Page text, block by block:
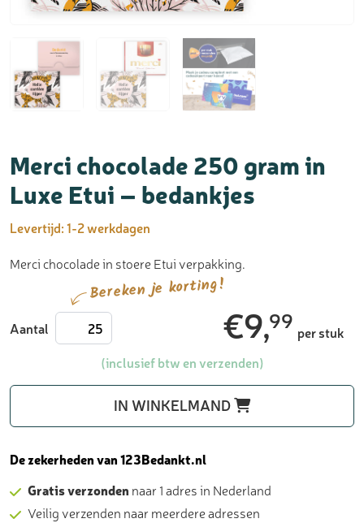
Merci chocolade 250 gram in
Luxe Etui – bedankjes
Levertijd:1-2 werkdagen
Merci chocolade in stoere Etui verpakking.
Bereken je korting!
Aantal Merci
chocolade
-
aantal
€9,99 per stuk
(inclusief btw en verzenden)
IN WINKELMAND
De zekerheden van 123Bedankt.nl
Gratis verzonden naar 1 adres in Nederland
Veilig verzenden naar meerdere adressen